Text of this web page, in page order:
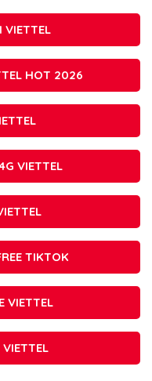
VIETTEL
HOT 2026
VIETTEL
TIKTOK
VIETTEL